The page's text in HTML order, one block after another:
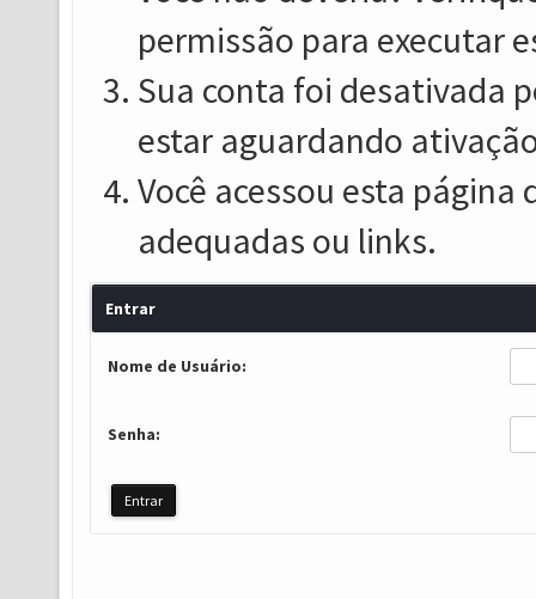
permissão para executar
Sua conta foi desativada
estar aguardando
Você acessou esta
adequadas ou links.
Entrar
Nome de Usuário:
Senha: